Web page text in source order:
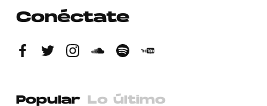
Conéctate
Popular Lo último